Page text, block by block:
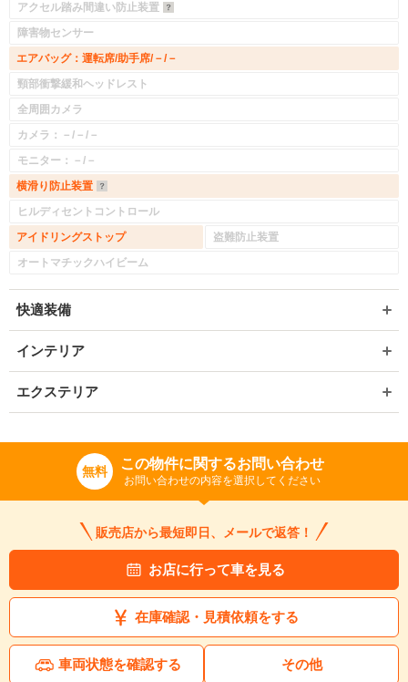
アクセル踏み間違い防止装置
障害物センサー
エアバッグ：運転席/助手席/－/－
頸部衝撃緩和ヘッドレスト
全周囲カメラ
カメラ：－/－/－
モニター：－/－
横滑り防止装置
ヒルディセントコントロール
アイドリングストップ
盗難防止装置
オートマチックハイビーム
快適装備
インテリア
エクステリア
無料 この物件に関するお問い合わせ
お問い合わせの内容を選択してください
販売店から最短即日、メールで返答！
お店に行って車を見る
在庫確認・見積依頼をする
車両状態を確認する その他